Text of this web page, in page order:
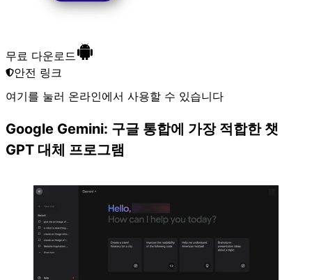
무료 다운로드
안전 링크
여기를 눌러 온라인에서 사용할 수 있습니다
Google Gemini: 구글 통합에 가장 적합한 챗
GPT 대체 프로그램